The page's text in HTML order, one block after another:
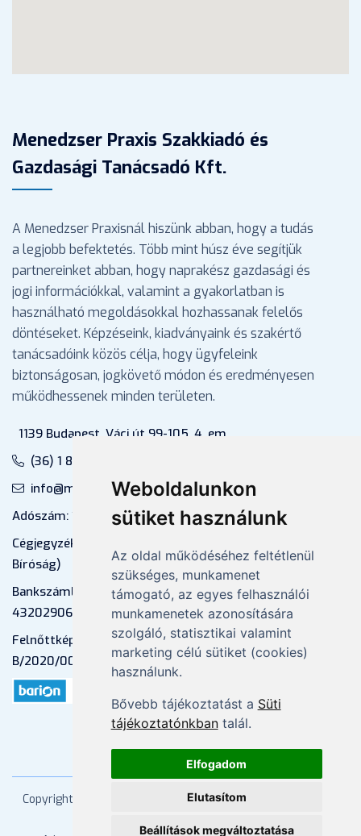
Weboldalunkon
sütiket használunk
Az oldal működéséhez feltétlenül
szükséges, munkamenet
támogató, az egyes felhasználói
munkamenetek azonosítására
szolgáló, statisztikai valamint
marketing célú sütiket (cookies)
használunk.
Bővebb tájékoztatást a Süti
tájékoztatónkbantalál.
Elfogadom
Elutasítom
Beállítások megváltoztatása
Menedzser Praxis Szakkiadó és
Gazdasági Tanácsadó Kft.
A Menedzser Praxisnál hiszünk abban, hogy a tudás
a legjobb befektetés. Több mint húsz éve segítjük
partnereinket abban, hogy naprakész gazdasági és
jogi információkkal, valamint a gyakorlatban is
használható megoldásokkal hozhassanak felelős
döntéseket. Képzéseink, kiadványaink és szakértő
tanácsadóink közös célja, hogy ügyfeleink
biztonságosan, jogkövető módon és eredményesen
működhessenek minden területen.
1139 Budapest, Váci út 99-105. 4. em.
(36) 1 880 76 00
info@mprx.hu
Adószám: 13598145-2-41
Cégjegyzékszám: 01-09-883770 (Fővárosi
Bíróság)
Bankszámlaszám: CIB Bank, 10700581-
43202906-51100005
Felnőttképzési nyilvántartási szám:
B/2020/000053
Copyright 2026 Mprx. Minden jog fenntartva